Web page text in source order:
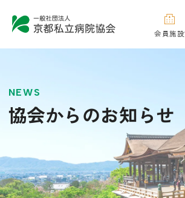
会員施設
NEWS
協会からのお知らせ